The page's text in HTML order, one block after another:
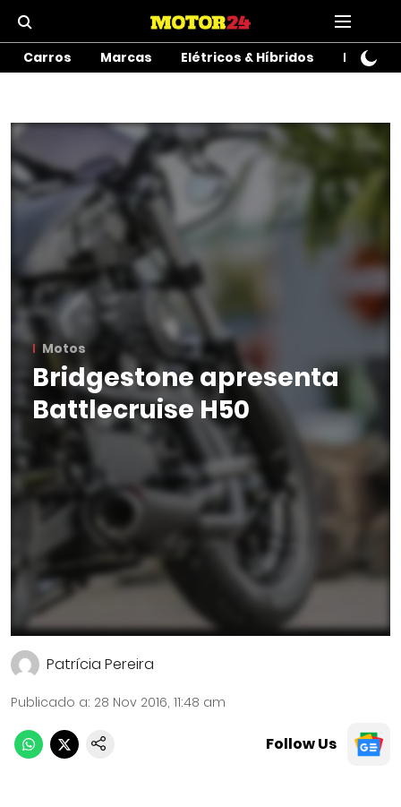
Carros Marcas Elétricos & Híbridos Motos
Motos
Bridgestone apresenta
Battlecruise H50
Patrícia Pereira
Publicado a: 28 Nov 2016, 11:48 am
Follow Us